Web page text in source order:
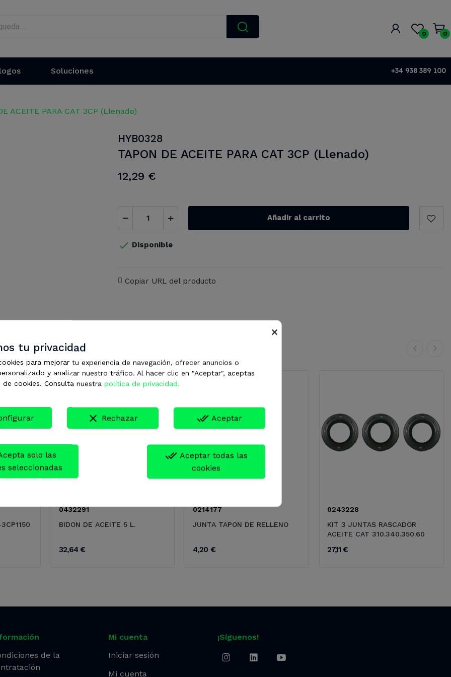
0 0
Soluciones +34 938 389 100
ACEITE PARA CAT 3CP (Llenado)
HYB0328
TAPON DE ACEITE PARA CAT 3CP (Llenado)
12,29 €
Añadir al carrito
 Disponible
Copiar URL del producto
0432291
BIDON DE ACEITE 5 L.
32,64 €
0214177
JUNTA TAPON DE RELLENO
4,20 €
0243228
KIT 3 JUNTAS RASCADOR
ACEITE CAT 310.340.350.60
27,11 €
de la
Mi cuenta
Iniciar sesión
Mi cuenta
¡Síguenos!
×
tu privacidad
para mejorar tu experiencia de navegación, ofrecer anuncios o
y analizar nuestro tráfico. Al hacer clic en "Aceptar", aceptas
de cookies. Consulta nuestra política de privacidad.
clear Rechazar done_all Aceptar
seleccionadas
done_all Aceptar todas las
cookies